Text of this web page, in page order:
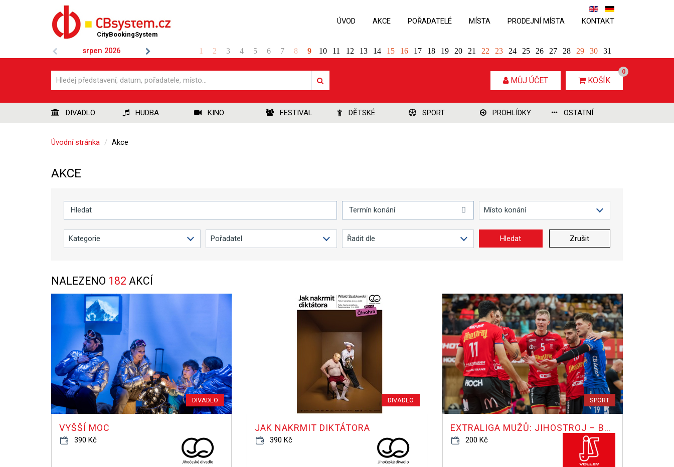
CityBookingSystem
ÚVOD AKCE POŘADATELÉ MÍSTA PRODEJNÍ MÍSTA KONTAKT
MŮJ ÚČET KOŠÍK
0
srpen 2026 1 2 3 4 5 6 7 8 9 10 11 12 13 14 15 16 17 18 19 20 21 22 23 24 25 26 27 28 29 30 31
DIVADLO HUDBA KINO FESTIVAL DĚTSKÉ SPORT PROHLÍDKY OSTATNÍ
Úvodní stránka Akce
AKCE
Hledat Zrušit
NALEZENO 182 AKCÍ
DIVADLO
VYŠŠÍ MOC
390 Kč
DIVADLO
JAK NAKRMIT DIKTÁTORA
390 Kč
SPORT
EXTRALIGA MUŽŮ: JIHOSTROJ – BRNO
200 Kč